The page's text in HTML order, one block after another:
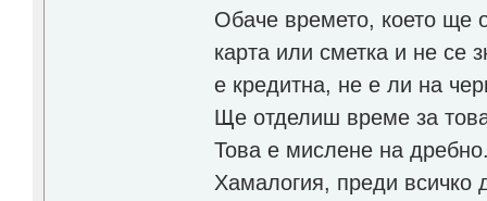
Обаче времето, което ще
карта или сметка и не се
е кредитна, не е ли на
Ще отделиш време за
Това е мислене на
Хамалогия, преди всичко